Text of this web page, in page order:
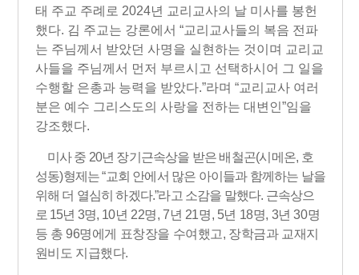
태 주교 주례로 2024년 교리교사의 날 미사를 봉헌
했다. 김 주교는 강론에서 “교리교사들의 복음 전파
는 주님께서 받았던 사명을 실현하는 것이며 교리교
사들을 주님께서 먼저 부르시고 선택하시어 그 일을
수행할 은총과 능력을 받았다.”라며 “교리교사 여러
분은 예수 그리스도의 사랑을 전하는 대변인 ”임을
강조했다.
미사 중 20년 장기근속상을 받은 배철곤(시메온, 호
성동)형제는“교회 안에서 많은 아이들과 함께하는 날을
위해 더 열심히 하겠다.”라고 소감을 말했다. 근속상으
로 15년 3명, 10년 22명, 7년 21명, 5년 18명, 3년30명
등 총 96명에게 표창장을 수여했고, 장학금과 교재지
원비도 지급했다.